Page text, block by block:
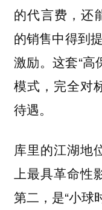
的代言费，还
的销售中得到
激励。这套“高
模式，完全对
待遇。
库里的江湖地
上最具革命性
第二，是“小球